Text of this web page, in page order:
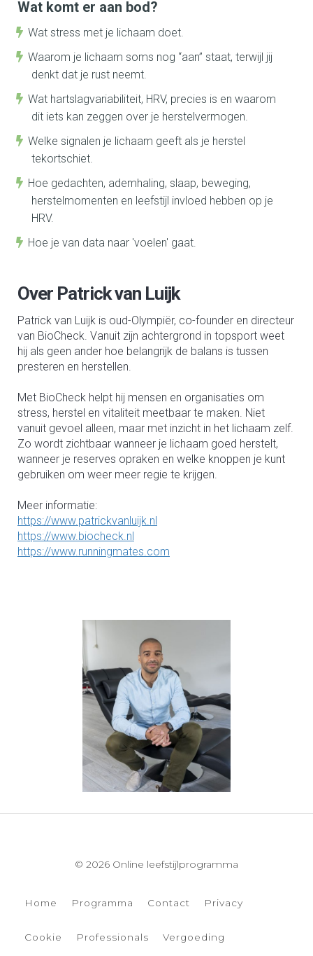
Wat komt er aan bod?
Wat stress met je lichaam doet.
Waarom je lichaam soms nog “aan” staat, terwijl jij
denkt dat je rust neemt.
Wat hartslagvariabiliteit, HRV, precies is en waarom
dit iets kan zeggen over je herstelvermogen.
Welke signalen je lichaam geeft als je herstel
tekortschiet.
Hoe gedachten, ademhaling, slaap, beweging,
herstelmomenten en leefstijl invloed hebben op je
HRV.
Hoe je van data naar 'voelen' gaat.
Over Patrick van Luijk
Patrick van Luijk is oud-Olympiër, co-founder en directeur
van BioCheck. Vanuit zijn achtergrond in topsport weet
hij als geen ander hoe belangrijk de balans is tussen
presteren en herstellen.
Met BioCheck helpt hij mensen en organisaties om
stress, herstel en vitaliteit meetbaar te maken. Niet
vanuit gevoel alleen, maar met inzicht in het lichaam zelf.
Zo wordt zichtbaar wanneer je lichaam goed herstelt,
wanneer je reserves opraken en welke knoppen je kunt
gebruiken om weer meer regie te krijgen.
Meer informatie:
https://www.patrickvanluijk.nl
https://www.biocheck.nl
https://www.runningmates.com
© 2026 Online leefstijlprogramma
Home Programma Contact Privacy
Cookie Professionals Vergoeding